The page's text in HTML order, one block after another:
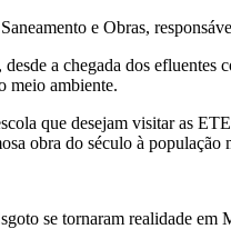
e Obras,
a chegada dos
meio ambiente.
que desejam visitar as
obra do século à população
se tornaram realidade